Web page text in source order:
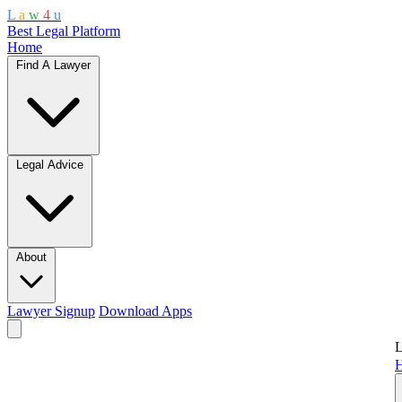
L a w 4 u
Best Legal Platform
Home
Find A Lawyer
Legal Advice
About
Lawyer Signup Download Apps